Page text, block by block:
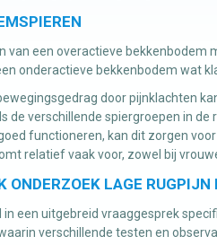
van een overactieve bekkenbodem
onderactieve bekkenbodem wat
door pijnklachten
de verschillende spiergroepen in
functioneren, kan dit zorgen
relatief vaak voor, zowel bij
ONDERZOEK LAGE RUGPIJN
in een uitgebreid vraaggesprek
verschillende testen en